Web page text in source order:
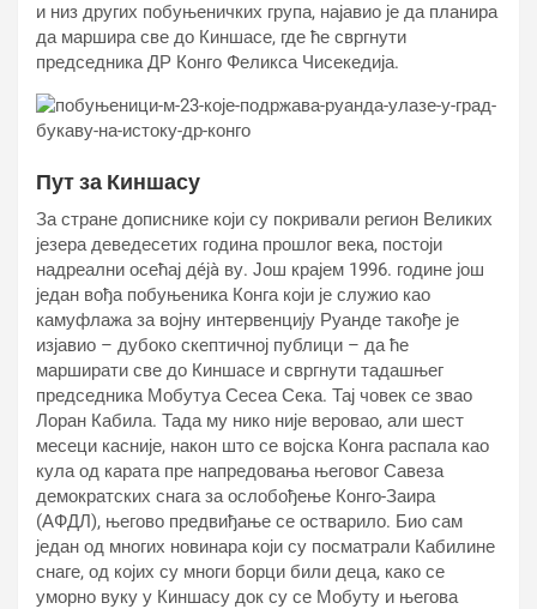
и низ других побуњеничких група, најавио је да планира
да маршира све до Киншасе, где ће свргнути
председника ДР Конго Феликса Чисекедија.
Пут за Киншасу
За стране дописнике који су покривали регион Великих
језера деведесетих година прошлог века, постоји
надреални осећај дéјà ву. Још крајем 1996. године још
један вођа побуњеника Конга који је служио као
камуфлажа за војну интервенцију Руанде такође је
изјавио – дубоко скептичној публици – да ће
марширати све до Киншасе и свргнути тадашњег
председника Мобутуа Сесеа Сека. Тај човек се звао
Лоран Кабила. Тада му нико није веровао, али шест
месеци касније, након што се војска Конга распала као
кула од карата пре напредовања његовог Савеза
демократских снага за ослобођење Конго-Заира
(АФДЛ), његово предвиђање се остварило. Био сам
један од многих новинара који су посматрали Кабилине
снаге, од којих су многи борци били деца, како се
уморно вуку у Киншасу док су се Мобуту и ​​његова